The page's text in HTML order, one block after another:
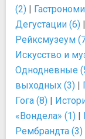
(2) |
Дегустации (6) |
Рейксмузеум
Искусство и
Однодневные
выходных (3) |
Гога (8) |
«Вондела» (1) |
Рембрандта (3)